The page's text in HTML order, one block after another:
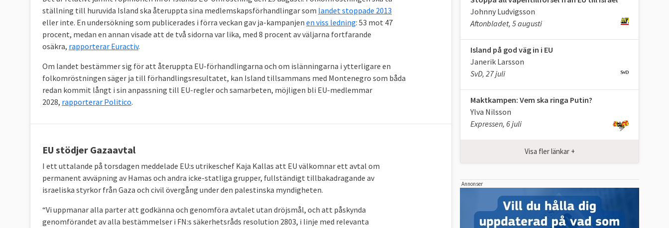
ställning till huruvida Island ska återuppta sina medlemskapsförhandlingar som landet stoppade 2013
eller inte. En undersökning som publicerades i förra veckan gav ja-kampanjen en viss ledning: 53 mot 47
procent, medan en annan visade att de två sidorna var lika, med 8 procent av väljarna fortfarande
osäkra, rapporterar Euractiv.
Om landet bestämmer sig för att återuppta EU-förhandlingarna och om islänningarna i ytterligare en
folkomröstningen säger ja till förhandlingsresultatet, kan Island tillsammans med Montenegro som båda
redan kommit långt i sin anpassning till EU-regler och samarbeten, möjligen bli EU-medlemmar
2028, rapporterar Politico.
EU stödjer Gazaavtal
I ett uttalande på torsdagen meddelade EU:s utrikeschef Kaja Kallas att EU välkomnar ett avtal om
permanent avväpning av Hamas och andra icke-statliga grupper, fullständigt tillbakadragande av
israeliska styrkor från Gaza och civil övergång under den palestinska myndigheten.
“Vi uppmanar alla parter att godkänna och genomföra avtalet utan dröjsmål, och att påskynda
genomförandet av alla bestämmelser i FN:s säkerhetsråds resolution 2803, i linje med relevanta
Johnny Ludvigsson
Aftonbladet, 5 augusti
Island på god väg in i EU
Janerik Larsson
SvD, 27 juli
Maktkampen: Vem ska ringa Putin?
Ylva Nilsson
Expressen, 6 juli
Visa fler länkar +
Annonser